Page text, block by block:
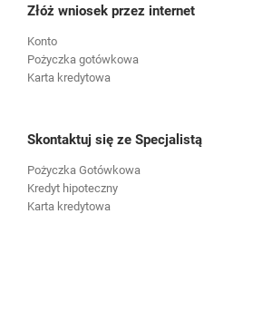
Złóż wniosek przez internet
Konto
Pożyczka gotówkowa
Karta kredytowa
Skontaktuj się ze Specjalistą
Pożyczka Gotówkowa
Kredyt hipoteczny
Karta kredytowa